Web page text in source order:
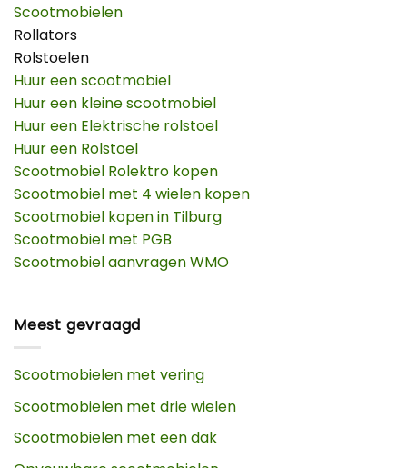
Scootmobielen
Rollators
Rolstoelen
Huur een scootmobiel
Huur een kleine scootmobiel
Huur een Elektrische rolstoel
Huur een Rolstoel
Scootmobiel Rolektro kopen
Scootmobiel met 4 wielen kopen
Scootmobiel kopen in Tilburg
Scootmobiel met PGB
Scootmobiel aanvragen WMO
Meest gevraagd
Scootmobielen met vering
Scootmobielen met drie wielen
Scootmobielen met een dak